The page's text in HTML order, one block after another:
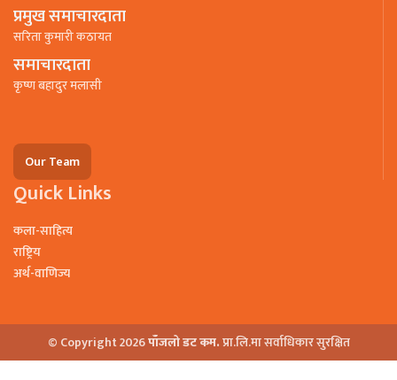
प्रमुख समाचारदाता
सरिता कुमारी कठायत
समाचारदाता
कृष्ण बहादुर मलासी
Our Team
Quick Links
कला-साहित्य
राष्ट्रिय
अर्थ-वाणिज्य
© Copyright 2026पाँजलो डट कम.प्रा.लि.मा सर्वाधिकार सुरक्षित